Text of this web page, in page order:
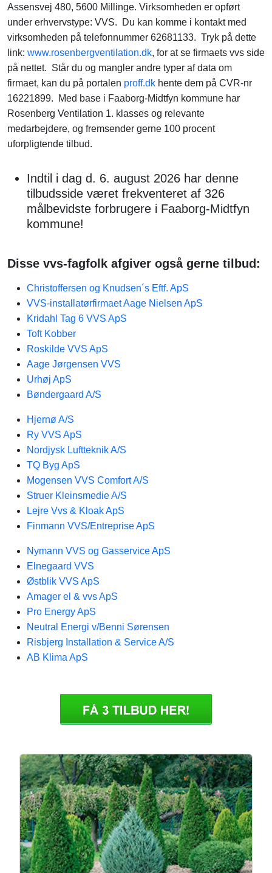
Assensvej 480, 5600 Millinge. Virksomheden er opført
under erhvervstype: VVS. Du kan komme i kontakt med
virksomheden på telefonnummer 62681133. Tryk på dette
link: www.rosenbergventilation.dk, for at se firmaets vvs side
på nettet. Står du og mangler andre typer af data om
firmaet, kan du på portalen proff.dk hente dem på CVR-nr
16221899. Med base i Faaborg-Midtfyn kommune har
Rosenberg Ventilation 1. klasses og relevante
medarbejdere, og fremsender gerne 100 procent
uforpligtende tilbud.
Indtil i dag d. 6. august 2026 har denne
tilbudsside været frekventeret af 326
målbevidste forbrugere i Faaborg-Midtfyn
kommune!
Disse vvs-fagfolk afgiver også gerne tilbud:
Christoffersen og Knudsen´s Eftf. ApS
VVS-installatørfirmaet Aage Nielsen ApS
Kridahl Tag 6 VVS ApS
Toft Kobber
Roskilde VVS ApS
Aage Jørgensen VVS
Urhøj ApS
Bøndergaard A/S
Hjernø A/S
Ry VVS ApS
Nordjysk Luftteknik A/S
TQ Byg ApS
Mogensen VVS Comfort A/S
Struer Kleinsmedie A/S
Lejre Vvs & Kloak ApS
Finmann VVS/Entreprise ApS
Nymann VVS og Gasservice ApS
Elnegaard VVS
Østblik VVS ApS
Amager el & vvs ApS
Pro Energy ApS
Neutral Energi v/Benni Sørensen
Risbjerg Installation & Service A/S
AB Klima ApS